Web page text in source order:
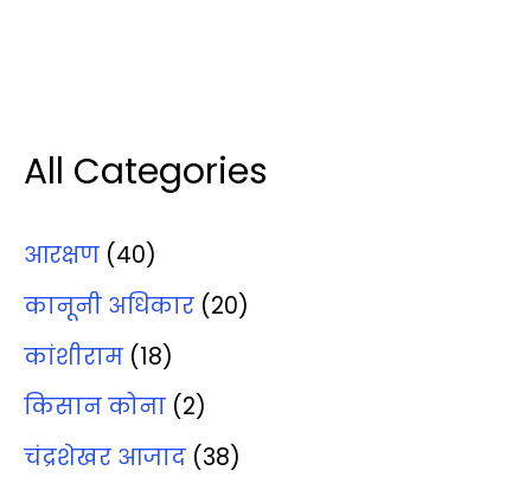
All Categories
आरक्षण (40)
कानूनी अधिकार (20)
कांशीराम (18)
किसान कोना (2)
चंद्रशेखर आजाद (38)